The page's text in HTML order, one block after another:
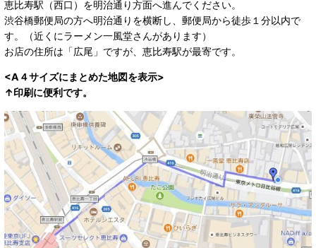
恵比寿駅（西口）を明治通り方面へ進んでください。
渋谷橋郵便局の方へ明治通りを横断し、郵便局から徒歩１分以内で
す。（近くにラーメン一風堂さんがあります）
お店の住所は「広尾」ですが、恵比寿駅が最寄です。
<A４サイズにまとめた地図を表示>
↑印刷に便利です。